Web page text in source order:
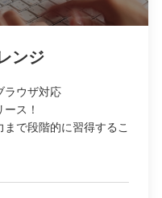
ンジ
ラウザ対応
ス！
で段階的に習得するこ